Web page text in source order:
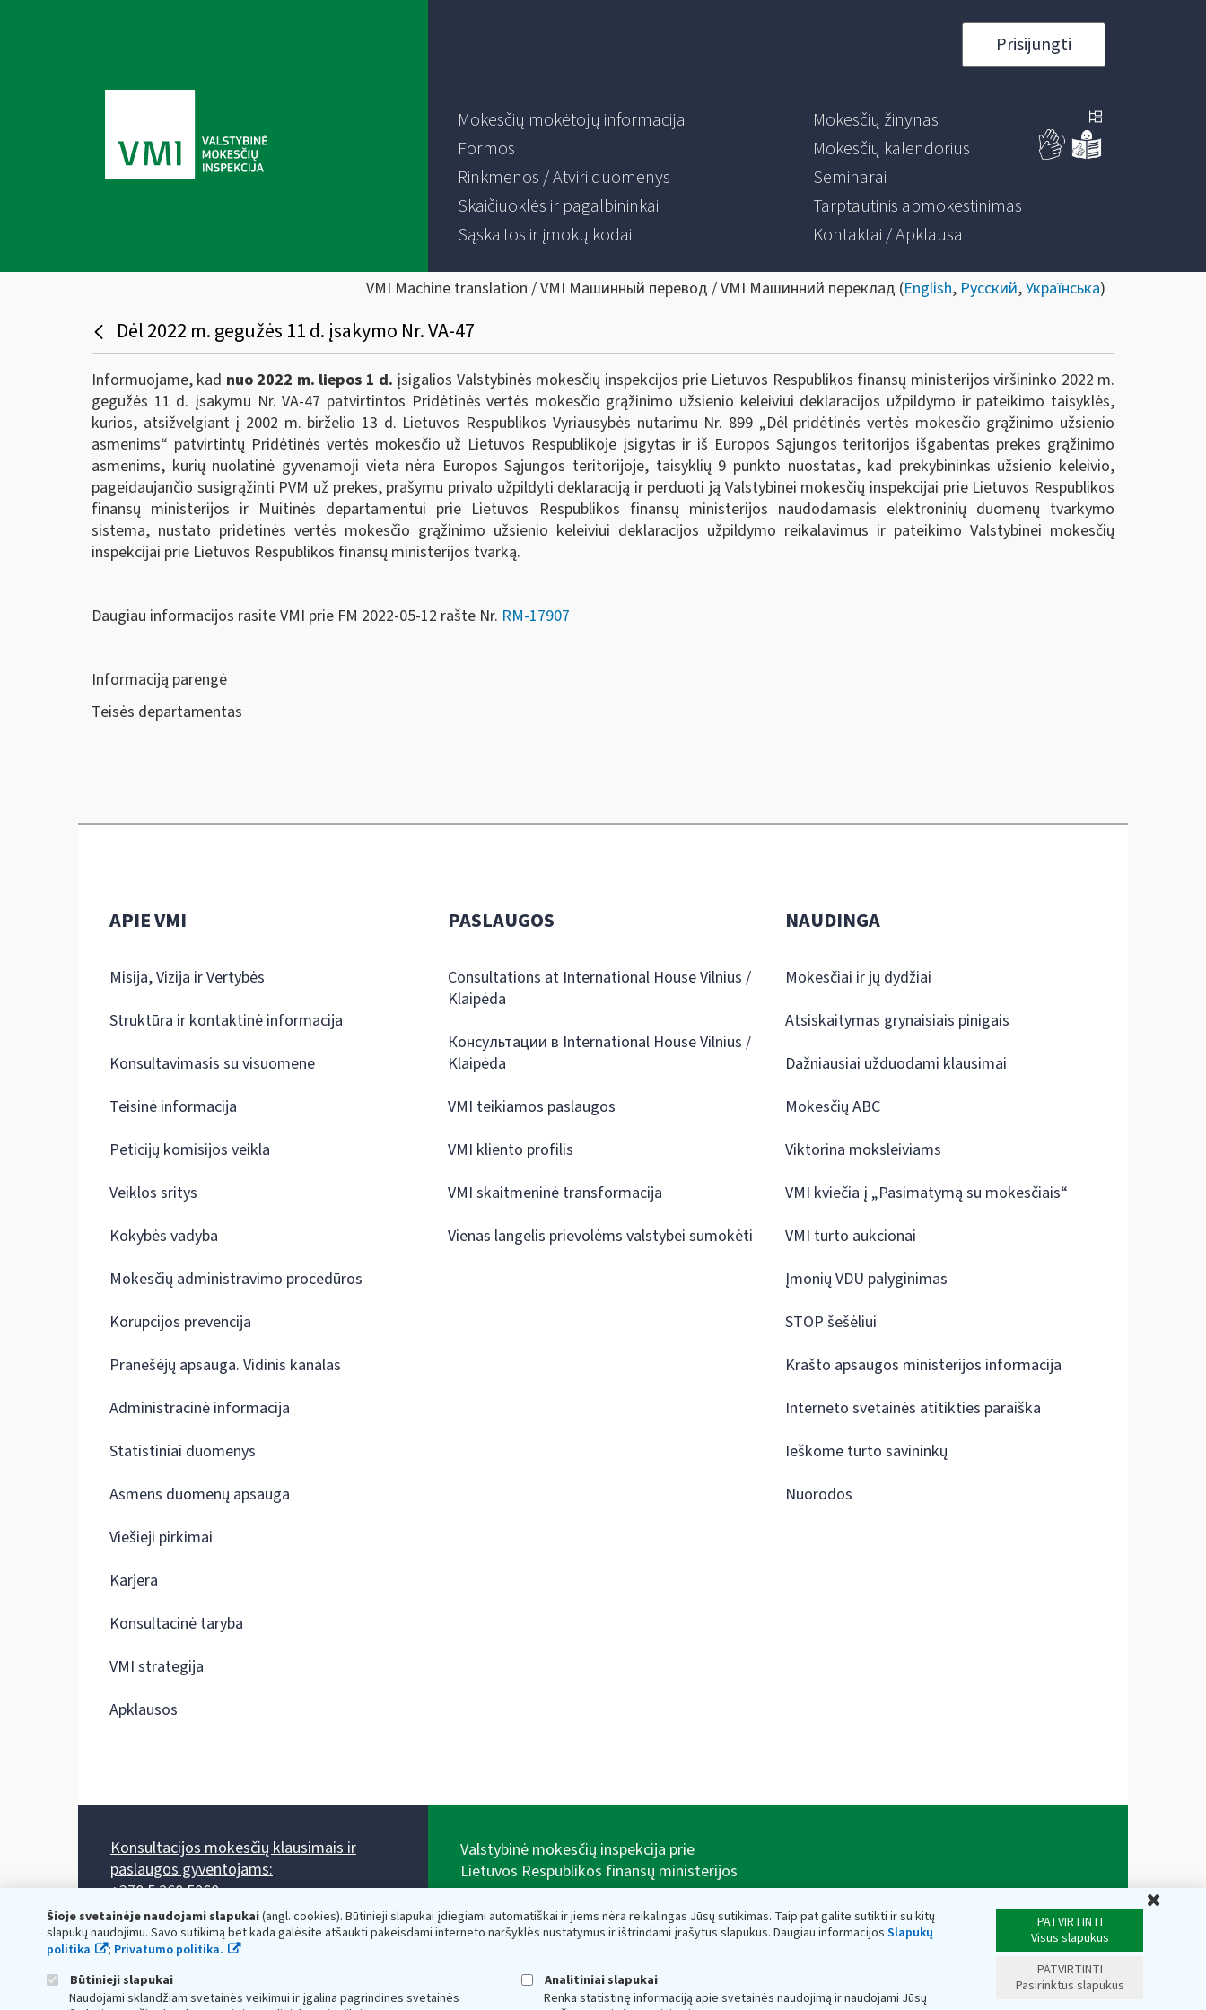
Prisijungti
Mokesčių mokėtojų informacija
Formos
Rinkmenos / Atviri duomenys
Skaičiuoklės ir pagalbininkai
Sąskaitos ir įmokų kodai
Mokesčių žinynas
Mokesčių kalendorius
Seminarai
Tarptautinis apmokestinimas
Kontaktai / Apklausa
VMI Machine translation / VMI Машинный перевод / VMI Машинний переклад (English, Русский,Українська)
Dėl 2022 m. gegužės 11 d. įsakymo Nr. VA-47
Informuojame, kad nuo 2022 m. liepos 1 d. įsigalios Valstybinės mokesčių inspekcijos prie Lietuvos Respublikos finansų ministerijos viršininko 2022 m.
gegužės 11 d. įsakymu Nr. VA-47 patvirtintos Pridėtinės vertės mokesčio grąžinimo užsienio keleiviui deklaracijos užpildymo ir pateikimo taisyklės,
kurios, atsižvelgiant į 2002 m. birželio 13 d. Lietuvos Respublikos Vyriausybės nutarimu Nr. 899 „Dėl pridėtinės vertės mokesčio grąžinimo užsienio
asmenims“ patvirtintų Pridėtinės vertės mokesčio už Lietuvos Respublikoje įsigytas ir iš Europos Sąjungos teritorijos išgabentas prekes grąžinimo
asmenims, kurių nuolatinė gyvenamoji vieta nėra Europos Sąjungos teritorijoje, taisyklių 9 punkto nuostatas, kad prekybininkas užsienio keleivio,
pageidaujančio susigrąžinti PVM už prekes, prašymu privalo užpildyti deklaraciją ir perduoti ją Valstybinei mokesčių inspekcijai prie Lietuvos Respublikos
finansų ministerijos ir Muitinės departamentui prie Lietuvos Respublikos finansų ministerijos naudodamasis elektroninių duomenų tvarkymo
sistema, nustato pridėtinės vertės mokesčio grąžinimo užsienio keleiviui deklaracijos užpildymo reikalavimus ir pateikimo Valstybinei mokesčių
inspekcijai prie Lietuvos Respublikos finansų ministerijos tvarką.
Daugiau informacijos rasite VMI prie FM 2022-05-12 rašte Nr. RM-17907
Informaciją parengė
Teisės departamentas
Šioje svetainėje naudojami slapukai(angl. cookies). Būtinieji slapukai įdiegiami automatiškai ir jiems nėra reikalingas Jūsų sutikimas. Taip pat galite sutikti ir su kitų
slapukų naudojimu. Savo sutikimą bet kada galėsite atšaukti pakeisdami interneto naršyklės nustatymus ir ištrindami įrašytus slapukus. Daugiau informacijos Slapukų
politika
; Privatumo politika.
Būtinieji slapukai
Naudojami sklandžiam svetainės veikimui ir įgalina pagrindines svetainės
Analitiniai slapukai
Renka statistinę informaciją apie svetainės naudojimą ir naudojami Jūsų
PATVIRTINTI
Visus slapukus
PATVIRTINTI
Pasirinktus slapukus
APIE VMI
Misija, Vizija ir Vertybės
Struktūra ir kontaktinė informacija
Konsultavimasis su visuomene
Teisinė informacija
Peticijų komisijos veikla
Veiklos sritys
Kokybės vadyba
Mokesčių administravimo procedūros
Korupcijos prevencija
Pranešėjų apsauga. Vidinis kanalas
Administracinė informacija
Statistiniai duomenys
Asmens duomenų apsauga
Viešieji pirkimai
Karjera
Konsultacinė taryba
VMI strategija
Apklausos
PASLAUGOS
Consultations at International House Vilnius /
Klaipėda
Консультации в International House Vilnius /
Klaipėda
VMI teikiamos paslaugos
VMI kliento profilis
VMI skaitmeninė transformacija
Vienas langelis prievolėms valstybei sumokėti
NAUDINGA
Mokesčiai ir jų dydžiai
Atsiskaitymas grynaisiais pinigais
Dažniausiai užduodami klausimai
Mokesčių ABC
Viktorina moksleiviams
VMI kviečia į „Pasimatymą su mokesčiais“
VMI turto aukcionai
Įmonių VDU palyginimas
STOP šešėliui
Krašto apsaugos ministerijos informacija
Interneto svetainės atitikties paraiška
Ieškome turto savininkų
Nuorodos
Konsultacijos mokesčių klausimais ir
paslaugos gyventojams:
+370 5 260 5060
Darbo laikas: I-IV 8.00-17.00, V 8.00-15.45.
Prieššventinę dieną - viena valanda trumpiau.
Kiekvieno mėnesio antrą penktadienį 8.00 val. - 12.00 val.
Valstybinė mokesčių inspekcija prie
Lietuvos Respublikos finansų ministerijos
adresas: Vasario 16-osios g. 14, 01107 Vilnius, Lietuva,
el.paštas:vmi@vmi.lt, E. pristatymo dėžutės adresas
Lietuvos Respublikos finansų ministerijos kaupiami ir
saugomi Juridinių asmenų registre